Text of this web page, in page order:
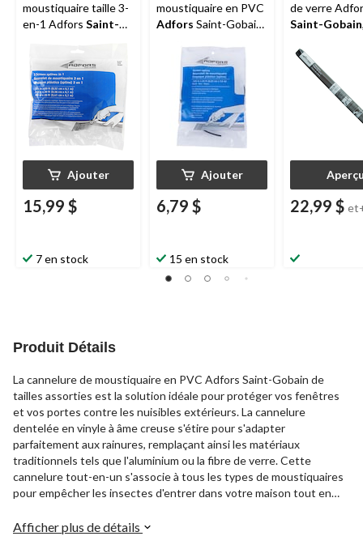
moustiquaire taille 3-
en-1 Adfors Saint-
Ajouter
15,99 $
7 en stock
moustiquaire en PVC
Adfors Saint-Gobain,
Ajouter
6,79 $
15 en stock
de verre
Saint-Gobain
22,99 $
Produit Détails
La cannelure de moustiquaire en PVC Adfors Saint-Gobain de
tailles assorties est la solution idéale pour protéger vos fenêtres
et vos portes contre les nuisibles extérieurs. La cannelure
dentelée en vinyle à âme creuse s'étire pour s'adapter
parfaitement aux rainures, remplaçant ainsi les matériaux
traditionnels tels que l'aluminium ou la fibre de verre. Cette
cannelure tout-en-un s'associe à tous les types de moustiquaires
pour empêcher les insectes d'entrer dans votre maison tout en
Afficher plus de détails